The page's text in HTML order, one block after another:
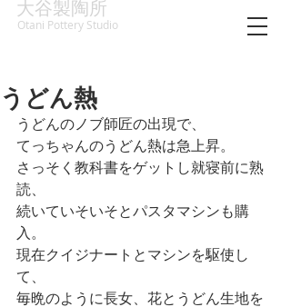
大谷製陶所
Otani Pottery Studio
うどん熱
うどんのノブ師匠の出現で、
てっちゃんのうどん熱は急上昇。
さっそく教科書をゲットし就寝前に熟
読、
続いていそいそとパスタマシンも購
入。
現在クイジナートとマシンを駆使し
て、
毎晩のように長女、花とうどん生地を